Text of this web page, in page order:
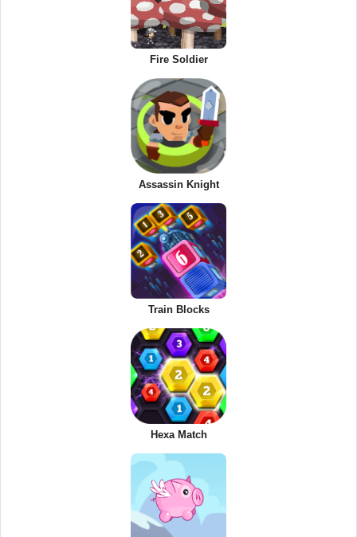
Fire Soldier
Assassin Knight
Train Blocks
Hexa Match